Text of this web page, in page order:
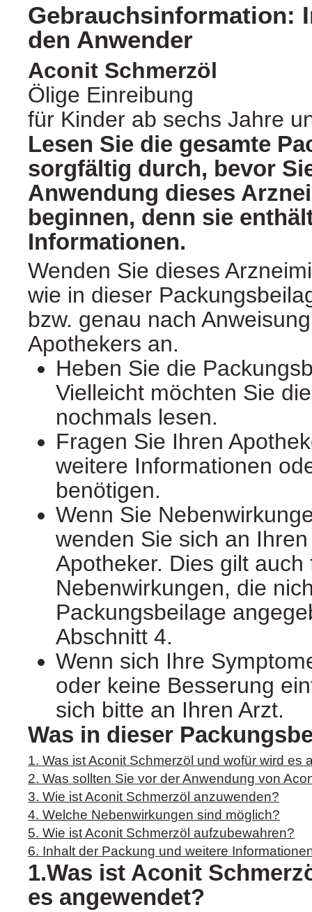
Gebrauchsinformation:
den Anwender
Aconit Schmerzöl
Ölige Einreibung
für Kinder ab sechs Jahre
Lesen Sie die gesamte
sorgfältig durch, bevor
Anwendung dieses
beginnen, denn sie
Informationen.
Wenden Sie dieses
wie in dieser
bzw. genau nach
Apothekers an.
Heben Sie die
Vielleicht möchten Sie
nochmals lesen.
Fragen Sie Ihren
weitere Informationen
benötigen.
Wenn Sie
wenden Sie sich an
Apotheker. Dies gilt auch
Nebenwirkungen, die
Packungsbeilage
Abschnitt 4.
Wenn sich Ihre
oder keine Besserung
sich bitte an Ihren Arzt.
Was in dieser
1. Was ist Aconit Schmerzöl und wofür wird es
2. Was sollten Sie vor der Anwendung von
3. Wie ist Aconit Schmerzöl anzuwenden?
4. Welche Nebenwirkungen sind möglich?
5. Wie ist Aconit Schmerzöl aufzubewahren?
6. Inhalt der Packung und weitere
1.Was ist Aconit
es angewendet?